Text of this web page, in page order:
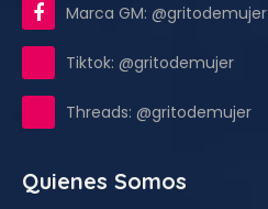
Marca GM: @gritodemujer
Tiktok: @gritodemujer
Threads: @gritodemujer
Quienes Somos